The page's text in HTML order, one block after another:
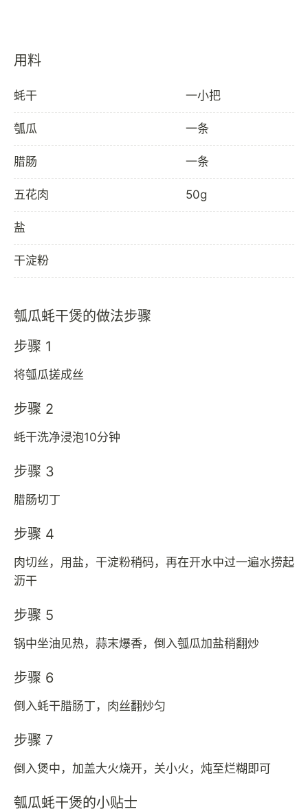
用料
蚝干 一小把
瓠瓜 一条
腊肠 一条
五花肉 50g
盐
干淀粉
瓠瓜蚝干煲的做法步骤
步骤 1
将瓠瓜搓成丝
步骤 2
蚝干洗净浸泡10分钟
步骤 3
腊肠切丁
步骤 4
肉切丝，用盐，干淀粉稍码，再在开水中过一遍水捞起
沥干
步骤 5
锅中坐油见热，蒜末爆香，倒入瓠瓜加盐稍翻炒
步骤 6
倒入蚝干腊肠丁，肉丝翻炒匀
步骤 7
倒入煲中，加盖大火烧开，关小火，炖至烂糊即可
瓠瓜蚝干煲的小贴士